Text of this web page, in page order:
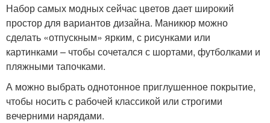
Набор самых модных сейчас цветов дает широкий
простор для вариантов дизайна. Маникюр можно
сделать «отпускным» ярким, с рисунками или
картинками – чтобы сочетался с шортами, футболками и
пляжными тапочками.
А можно выбрать однотонное приглушенное покрытие,
чтобы носить с рабочей классикой или строгими
вечерними нарядами.